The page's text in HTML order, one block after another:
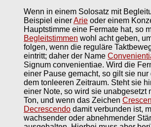
Wenn in einem Solosatz mit
Beispiel einerArie oder einem
Hauptstimme eine Fermate hat, so
Begleitstimmen wohl acht geben,
folgen, wenn die reguläre
eintritt; daher der Name
Signum convenientiae. Wird die
einer Pause gemacht, so gilt sie nur
dem tonleeren Zeitraum. Steht sie
einer Note, so wird sie unabgesetzt
Ton, und wenn das Zeichen
Decrescendo damit verbunden ist,
wachsender oder abnehmender